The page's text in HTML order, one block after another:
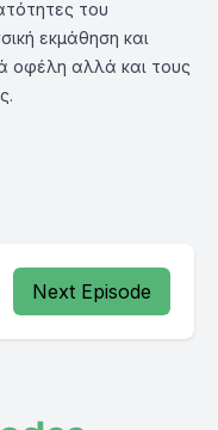
του
εκμάθηση και
οφέλη αλλά και τους
Next Episode